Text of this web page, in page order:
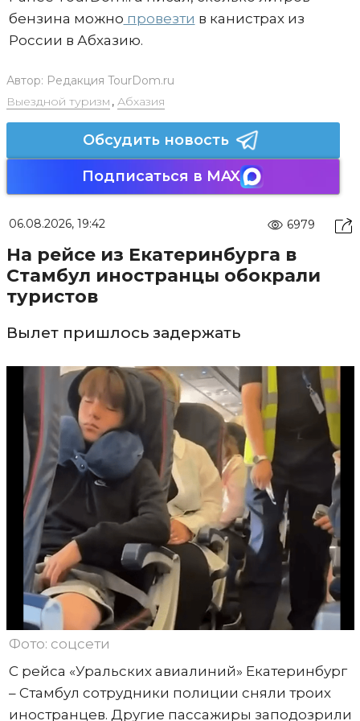
бензина можно провезти в канистрах из
России в Абхазию.
Автор: Редакция TourDom.ru
Выездной туризм , Абхазия
Обсудить новость
Подписаться в MAX
06.08.2026, 19:42 6979
На рейсе из Екатеринбурга в
Стамбул иностранцы обокрали
туристов
Вылет пришлось задержать
Фото: соцсети
С рейса «Уральских авиалиний» Екатеринбург
– Стамбул сотрудники полиции сняли троих
иностранцев. Другие пассажиры заподозрили